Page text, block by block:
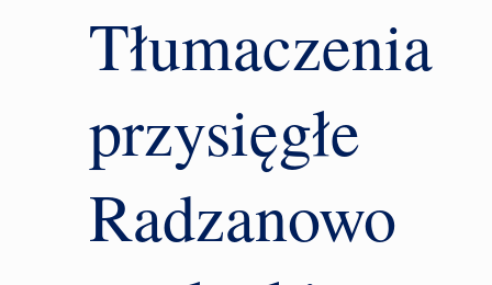
Tłumaczenia
przysięgłe
Radzanowo